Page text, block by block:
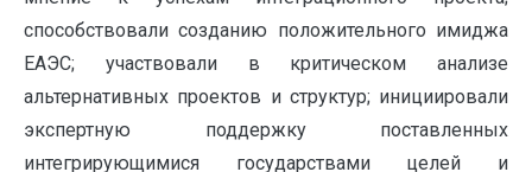
способствовали созданию положительного имиджа
ЕАЭС; участвовали в критическом анализе
альтернативных проектов и структур; инициировали
экспертную поддержку поставленных
интегрирующимися государствами целей и